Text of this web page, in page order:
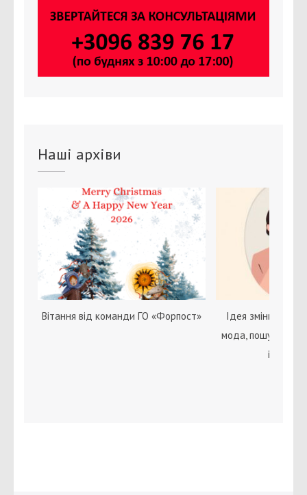
Наші архіви
Вітання від команди ГО «Форпост»
Ідея зміни статі
мода, пошук себе